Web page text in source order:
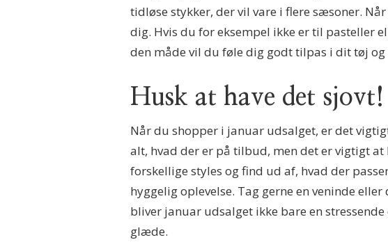
tidløse stykker, der vil vare i flere sæsoner.
dig. Hvis du for eksempel ikke er til pasteller
den måde vil du føle dig godt tilpas i dit tøj
Husk at have det sjovt!
Når du shopper i januar udsalget, er det
alt, hvad der er på tilbud, men det er vigtigt
forskellige styles og find ud af, hvad der
hyggelig oplevelse. Tag gerne en veninde
bliver januar udsalget ikke bare en
glæde.